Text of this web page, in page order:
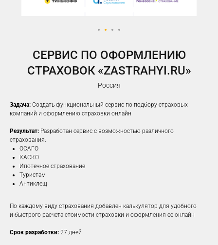
CЕРВИС ПО ОФОРМЛЕНИЮ
СТРАХОВОК «ZASTRAHYI.RU»
Россия
Задача: Создать функциональный сервис по подбору страховых
компаний и оформлению страховки онлайн
Результат: Разработан сервис с возможностью различного
страхования:
ОСАГО
КАСКО
Ипотечное страхование
Туристам
Антиклещ
По каждому виду страхования добавлен калькулятор для удобного
и быстрого расчета стоимости страховки и оформления ее онлайн
Срок разработки: 27 дней
Предлагаем решение, которое
наших клиентов
увеличить заявки
ПОДРОБНЕЕ